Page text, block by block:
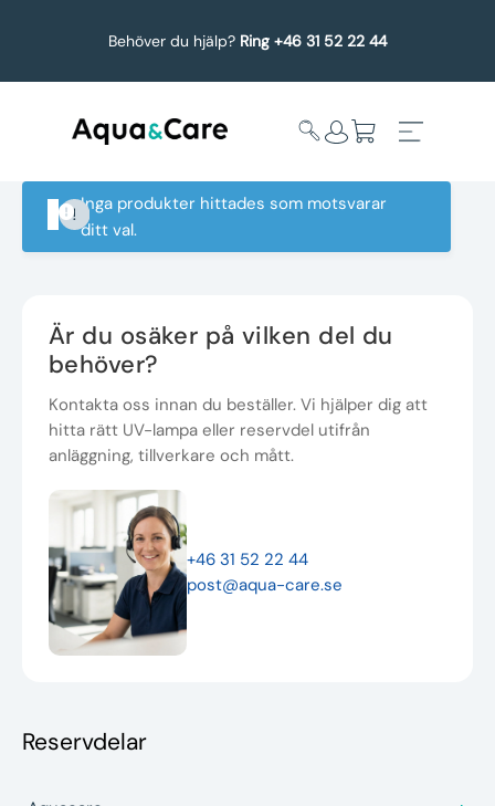
Behöver du hjälp? Ring +46 31 52 22 44
Köp reservdelar
Uppgradering
Underhållstips
Inga produkter hittades som motsvarar
ditt val.
Är du osäker på vilken del du
behöver?
Kontakta oss innan du beställer. Vi hjälper dig att
hitta rätt UV-lampa eller reservdel utifrån
anläggning, tillverkare och mått.
+46 31 52 22 44
post@aqua-care.se
Reservdelar